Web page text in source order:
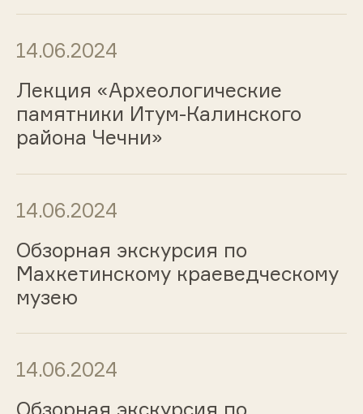
14.06.2024
Лекция «Археологические
памятники Итум-Калинского
района Чечни»
14.06.2024
Обзорная экскурсия по
Махкетинскому краеведческому
музею
14.06.2024